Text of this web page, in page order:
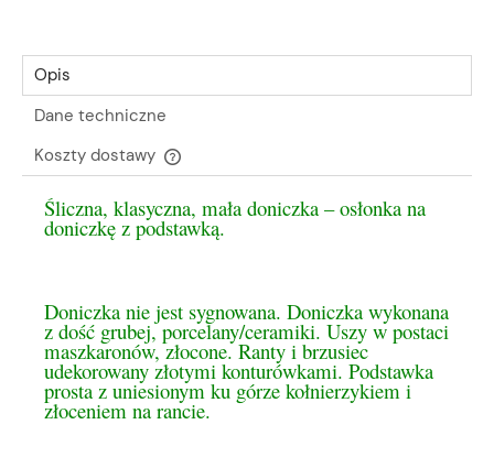
Opis
Dane techniczne
Koszty dostawy
Cena nie zawiera ewentualnych kosztów płatności
Śliczna, klasyczna, mała doniczka – osłonka na
doniczkę z podstawką.
Doniczka nie jest sygnowana. Doniczka wykonana
z dość grubej, porcelany/ceramiki. Uszy w postaci
maszkaronów, złocone. Ranty i brzusiec
udekorowany złotymi konturówkami. Podstawka
prosta z uniesionym ku górze kołnierzykiem i
złoceniem na rancie.